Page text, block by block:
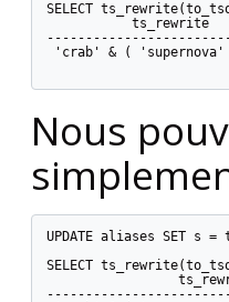
SELECT
           ts_rewrite
'crab' & (
Nous
UPDATE aliases SET s
SELECT